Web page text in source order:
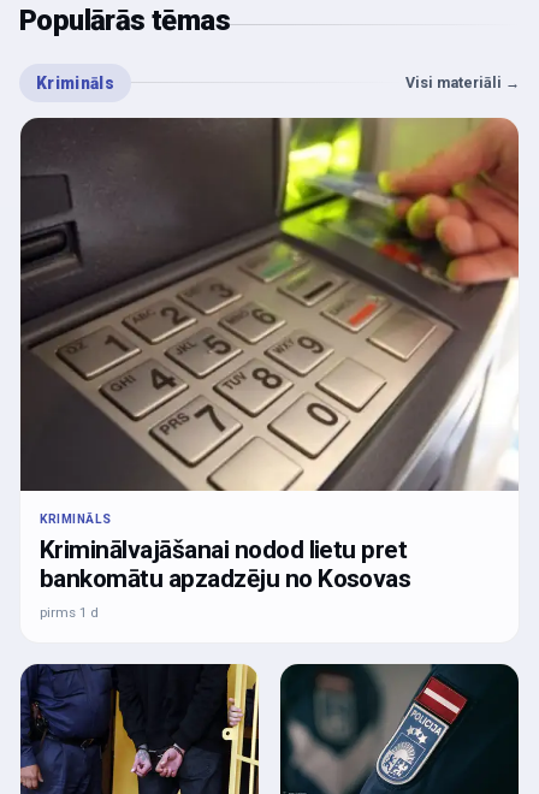
Populārās tēmas
Krimināls Visi materiāli →
KRIMINĀLS
Kriminālvajāšanai nodod lietu pret
bankomātu apzadzēju no Kosovas
pirms 1 d